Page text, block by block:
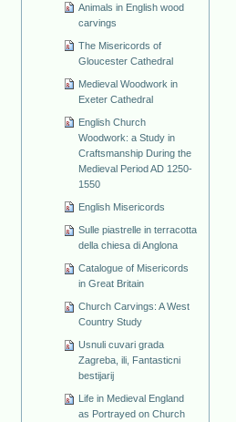
Animals in English wood
carvings
The Misericords of
Gloucester Cathedral
Medieval Woodwork in
Exeter Cathedral
English Church
Woodwork: a Study in
Craftsmanship During the
Medieval Period AD 1250-
1550
English Misericords
Sulle piastrelle in terracotta
della chiesa di Anglona
Catalogue of Misericords
in Great Britain
Church Carvings: A West
Country Study
Usnuli cuvari grada
Zagreba, ili, Fantasticni
bestijarij
Life in Medieval England
as Portrayed on Church